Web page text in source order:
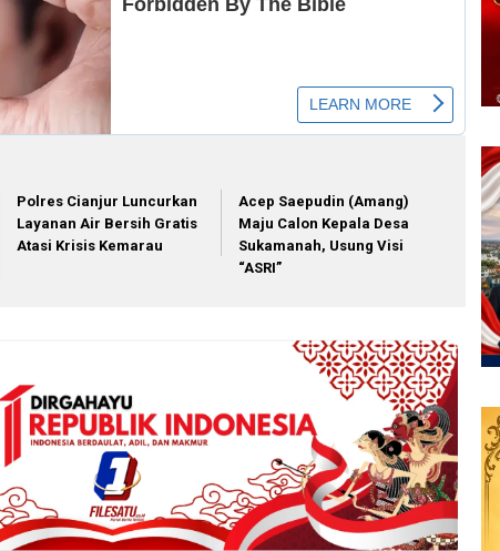
Polres Cianjur Luncurkan
Layanan Air Bersih Gratis
Atasi Krisis Kemarau
Acep Saepudin (Amang)
Maju Calon Kepala Desa
Sukamanah, Usung Visi
“ASRI”